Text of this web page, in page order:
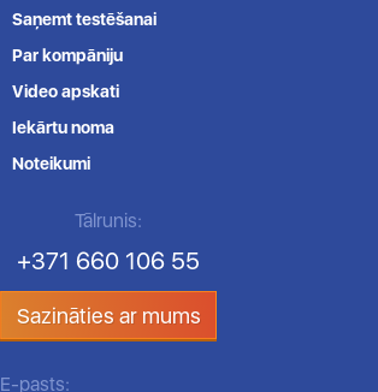
Saņemt testēšanai
Par kompāniju
Video apskati
Iekārtu noma
Noteikumi
Tālrunis:
+371 660 106 55
Sazināties ar mums
E-pasts: